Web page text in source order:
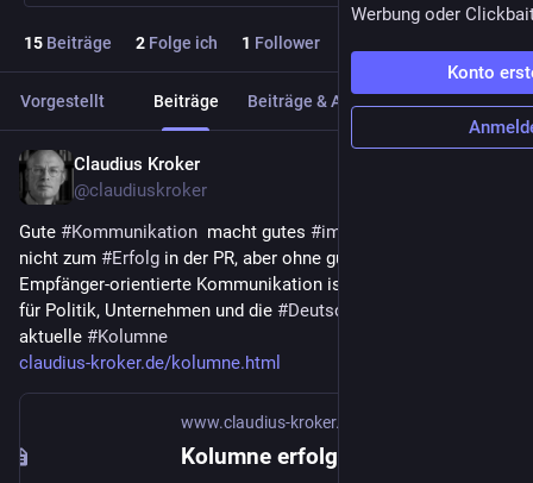
15 Beiträge 2 Folge ich 1 Follower
Vorgestellt Beiträge Beiträge & Antworten
Claudius Kroker
@claudiuskroker
Gute #Kommunikation
  macht gutes
#image
nicht zum #Erfolg in der PR, aber ohne gute, durchdachte und
Empfänger-orientierte Kommunikation ist alles nichts. Das gilt
für Politik, Unternehmen und die #DeutscheBahn
aktuelle #Kolumne
claudius-kroker.de/kolumne.html
www.claudius-kroker.de
Werbung oder
Konto